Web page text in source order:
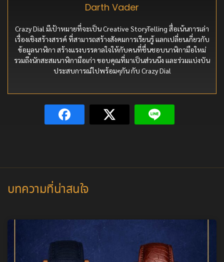
Darth Vader
Crazy Dial มีเป้าหมายที่จะเป็น Creative StoryTelling สื่อเน้นการเล่า
เรื่องเชิงสร้างสรรค์ ที่สามารถสร้างสังคมการเรียนรู้ แลกเปลี่ยนเกี่ยวกับ
ข้อมูลนาฬิกา สร้างแรงบรรดาลใจให้กับคนที่ชื่นชอบนาฬิกามือใหม่
รวมถึงนักสะสมนาฬิกามือเก่า ขอบคุณที่มาเป็นส่วนนึง และร่วมแบ่งบัน
ประสบการณ์ไปพร้อมๆกัน กับ Crazy Dial
บทความที่น่าสนใจ